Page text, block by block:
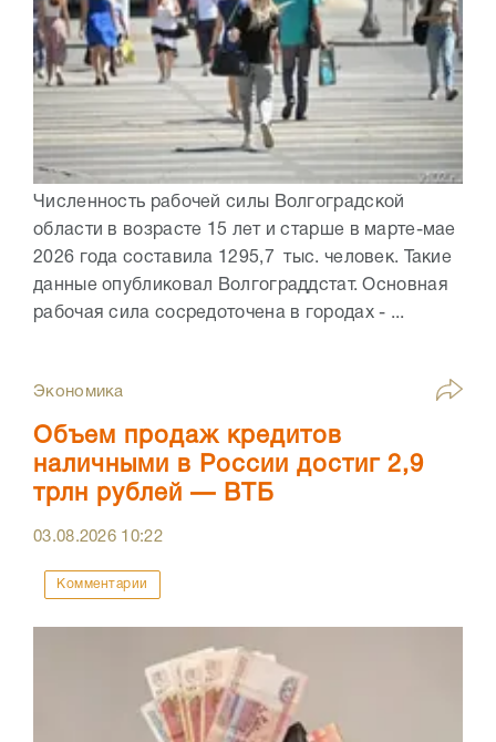
Численность рабочей силы Волгоградской
области в возрасте 15 лет и старше в марте-мае
2026 года составила 1295,7 тыс. человек. Такие
данные опубликовал Волгограддстат. Основная
рабочая сила сосредоточена в городах - ...
Экономика
Объем продаж кредитов
наличными в России достиг 2,9
трлн рублей — ВТБ
03.08.2026 10:22
Комментарии